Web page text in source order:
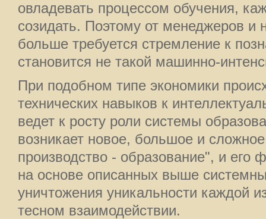
овладевать процессом обучения,
созидать. Поэтому от менеджеров и
больше требуется стремление к
становится не такой машинно-
При подобном типе экономики
технических навыков к
ведет к росту роли системы
возникает новое, большое и
производство - образование", и его
на основе описанных выше
уничтожения уникальности каждой
тесном взаимодействии.